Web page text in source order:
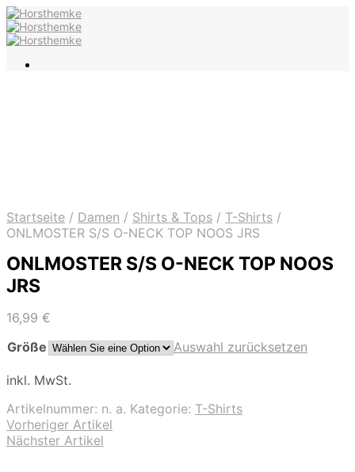
Startseite / Damen / Shirts & Tops / T-Shirts /
ONLMOSTER S/S O-NECK TOP NOOS JRS
ONLMOSTER S/S O-NECK TOP NOOS
JRS
16,99 €
Größe
Auswahl zurücksetzen
inkl. MwSt.
Artikelnummer: n. a. Kategorie: T-Shirts
Vorheriger Artikel
Nächster Artikel